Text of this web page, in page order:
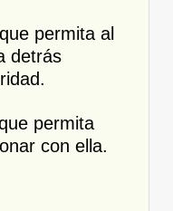
permita al
detrás
permita
con ella.